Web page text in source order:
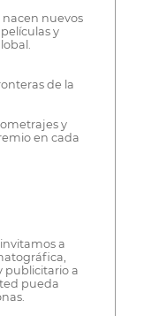
nacen nuevos
y
de la
y
en cada
a
publicitario a
pueda